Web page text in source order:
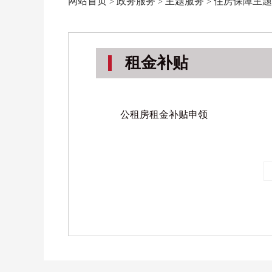
租金补贴
公租房租金补贴申领